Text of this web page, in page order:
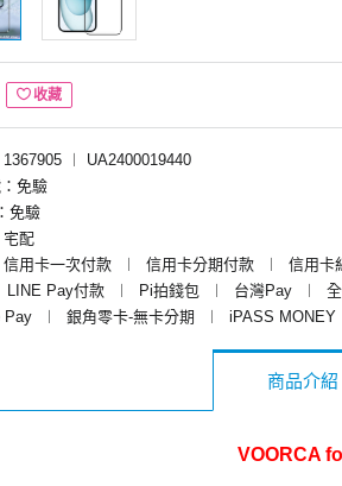
收藏
︱
UA2400019440
免驗
免驗
宅配
用卡一次付款
︱ 信用卡分期付款 ︱ 信用卡
LINE Pay付款 ︱ Pi拍錢包 ︱ 台灣Pay ︱
Pay ︱ 銀角零卡-無卡分期 ︱ iPASS MONEY
商品介紹
VOORCA